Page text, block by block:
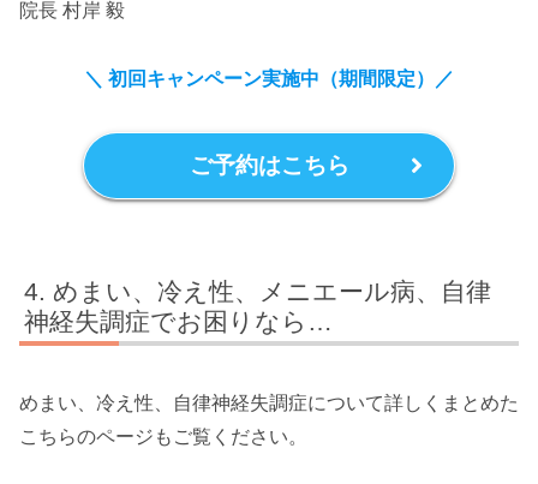
院長 村岸 毅
＼ 初回キャンペーン実施中（期間限定） ／
ご予約はこちら
めまい、冷え性、メニエール病、自律
神経失調症でお困りなら…
めまい、冷え性、自律神経失調症について詳しくまとめた
こちらのページもご覧ください。